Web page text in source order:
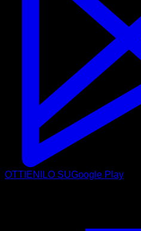
OTTIENILO SUGoogle Play